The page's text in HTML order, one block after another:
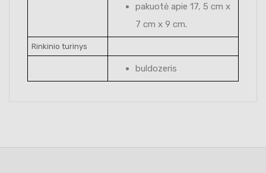
pakuotė apie 17, 5 cm x
7 cm x 9 cm.
Rinkinio turinys
buldozeris